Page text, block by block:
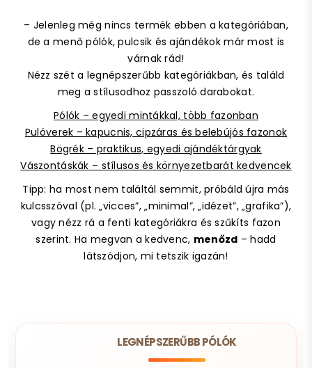
– Jelenleg még nincs termék ebben a kategóriában,
de a menő pólók, pulcsik és ajándékok már most is
várnak rád!
Nézz szét a legnépszerűbb kategóriákban, és találd
meg a stílusodhoz passzoló darabokat.
Pólók – egyedi mintákkal, több fazonban
Pulóverek – kapucnis, cipzáras és belebújós fazonok
Bögrék – praktikus, egyedi ajándéktárgyak
Vászontáskák – stílusos és környezetbarát kedvencek
Tipp: ha most nem találtál semmit, próbáld újra más
kulcsszóval (pl. „vicces”, „minimal”, „idézet”, „grafika”),
vagy nézz rá a fenti kategóriákra és szűkíts fazon
szerint. Ha megvan a kedvenc, menőzd – hadd
látszódjon, mi tetszik igazán!
LEGNÉPSZERŰBB PÓLÓK